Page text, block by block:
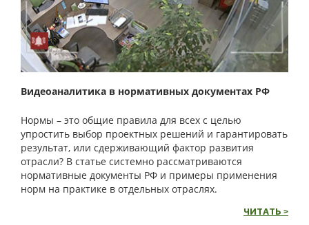
Видеоаналитика в нормативных документах РФ
Нормы – это общие правила для всех с целью
упростить выбор проектных решений и гарантировать
результат, или сдерживающий фактор развития
отрасли? В статье системно рассматриваются
нормативные документы РФ и примеры применения
норм на практике в отдельных отраслях.
ЧИТАТЬ >